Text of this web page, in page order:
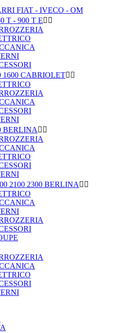
FIAT - IVECO - OM
T - 900 T E 
1600 CABRIOLET 
BERLINA  
2100 2300 BERLINA  